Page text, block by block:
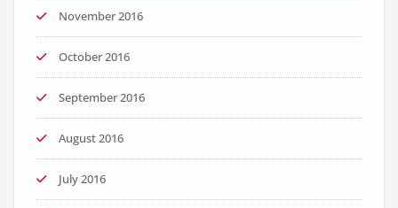
November 2016
October 2016
September 2016
August 2016
July 2016